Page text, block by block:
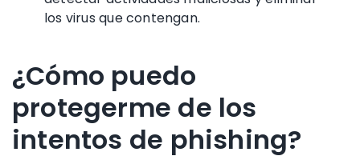
los virus que contengan.
¿Cómo puedo
protegerme de los
intentos de phishing?